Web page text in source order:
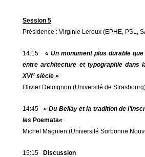
Session 5
Présidence : Virginie Leroux (EPHE, PSL,
14:15 « Un monument plus durable
entre architecture et typographie dans
XVIe siècle »
Olivier Deloignon (Université de
14:45« Du Bellay et la tradition de
les Poemata«
Michel Magnien (Université Sorbonne
15:15 Discussion